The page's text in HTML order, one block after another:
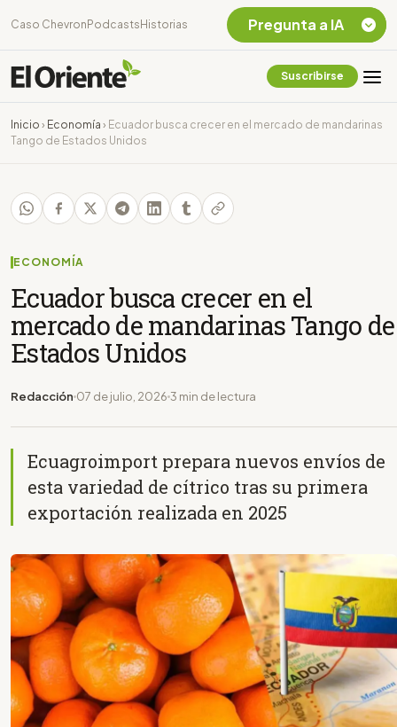
Caso Chevron Podcasts Historias
Suscribirse
Inicio › Economía › Ecuador busca crecer en el mercado de mandarinas
Tango de Estados Unidos
ECONOMÍA
Ecuador busca crecer en el
mercado de mandarinas Tango de
Estados Unidos
Redacción 07 de julio, 2026 3 min de lectura
Ecuagroimport prepara nuevos envíos de
esta variedad de cítrico tras su primera
exportación realizada en 2025
Pregunta a IA
Chevron Ecuador